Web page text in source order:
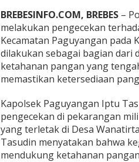
u
n
j
u
n
g
i
e
l
o
m
p
o
BREBESINFO.COM, BREBES–
melakukan pengecekan
Kecamatan Paguyangan pada
dilakukan sebagai bagian
ketahanan pangan yang
memastikan ketersediaan
Kapolsek Paguyangan Iptu
pengecekan di pekarangan
yang terletak di Desa
Tasudin menyatakan bahwa
mendukung ketahanan